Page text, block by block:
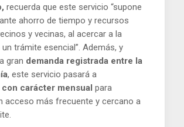
recuerda que este servicio “supone
ahorro de tiempo y recursos
y vecinas, al acercar a la
trámite esencial”. Además, y
gran demanda registrada entre la
, este servicio pasará a
con carácter mensual para
acceso más frecuente y cercano a